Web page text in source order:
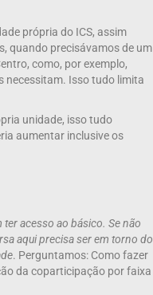
própria do ICS, assim
quando precisávamos de um
como, por exemplo,
necessitam. Isso tudo limita
unidade, isso tudo
aumentar inclusive os
acesso ao básico. Se não
aqui precisa ser em torno do
. Perguntamos: Como fazer
da coparticipação por faixa